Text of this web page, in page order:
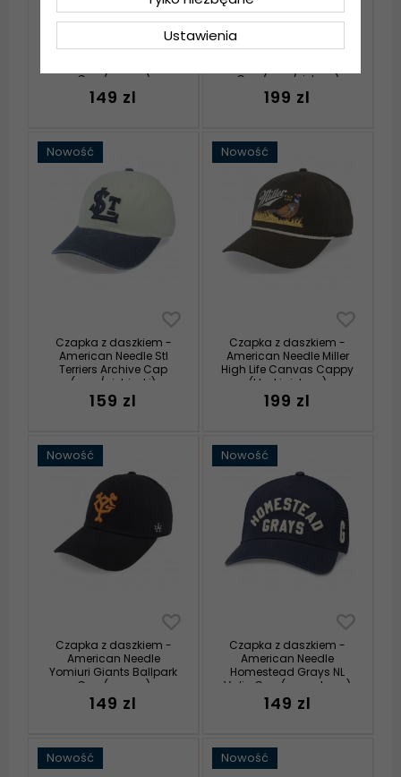
Czapka z daszkiem -
American Needle Mack
Cap (czarny)
149 zl
Czapka z daszkiem -
American Needle
Cap (ecru/zielony)
199 zl
Nowość
Czapka z daszkiem -
American Needle Stl
Terriers Archive Cap
(ecru/niebieski)
159 zl
Nowość
Czapka z daszkiem -
American Needle Miller
High Life Canvas Cappy
(khaki zielony)
199 zl
Nowość
Czapka z daszkiem -
American Needle
Yomiuri Giants Ballpark
Cap (czarny)
149 zl
Nowość
Czapka z daszkiem -
American Needle
Homestead Grays NL
Valin Cap (granatowy)
149 zl
Nowość Nowość
Ustawienia